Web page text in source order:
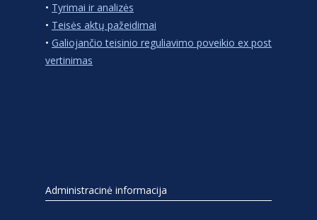
• Tyrimai ir analizės
• Teisės aktų pažeidimai
• Galiojančio teisinio reguliavimo poveikio ex post
vertinimas
Administracinė informacija